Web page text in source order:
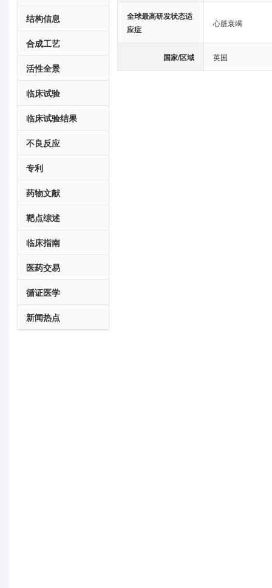
结构信息
合成工艺
活性全景
临床试验
临床试验结果
不良反应
专利
药物文献
靶点综述
临床指南
医药交易
循证医学
新闻热点
全球最高研发状态适
应症
心脏衰竭
国家/区域 英国